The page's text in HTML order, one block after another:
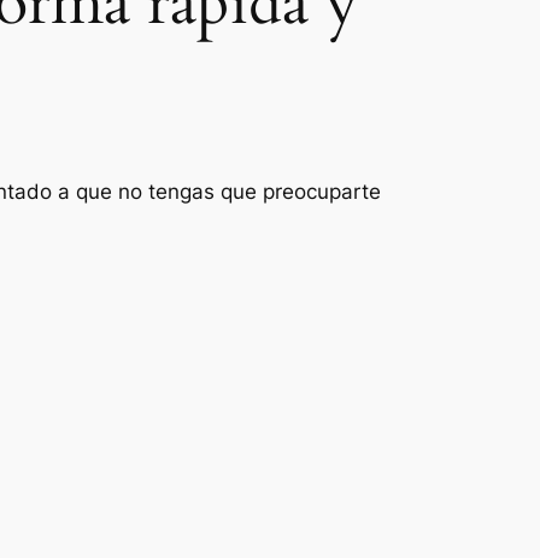
a que no tengas que preocuparte